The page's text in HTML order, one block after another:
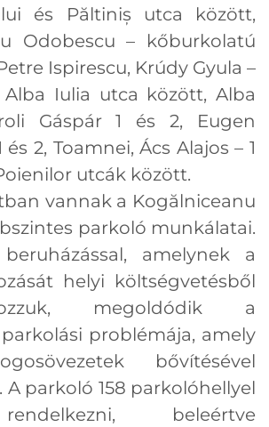
és Păltiniș utca között,
Odobescu – kőburkolatú
Ispirescu, Krúdy Gyula –
Alba Iulia utca között, Alba
Gáspár 1 és 2, Eugen
és 2, Toamnei, Ács Alajos – 1
utcák között.
vannak a Kogălniceanu
parkoló munkálatai.
amelynek a
helyi költségvetésből
megoldódik a
problémája, amely
bővítésével
A parkoló 158 parkolóhellyel
beleértve